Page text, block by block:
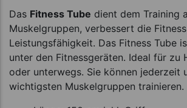
Das Fitness Tube dient dem Training
Muskelgruppen, verbessert die
Leistungsfähigkeit. Das Fitness Tube
unter den Fitnessgeräten. Ideal für zu
oder unterwegs. Sie können jederzeit
wichtigsten Muskelgruppen trainieren.